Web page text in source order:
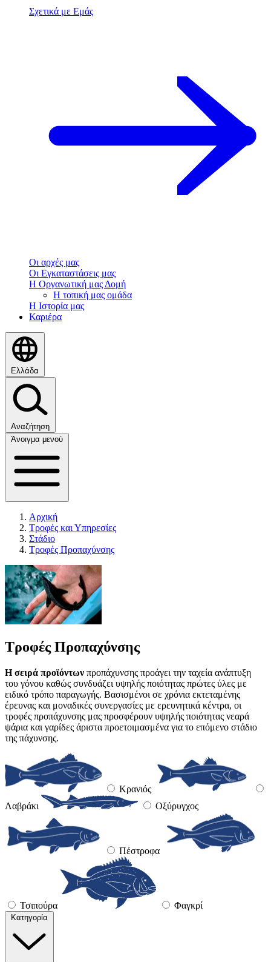
Σχετικά με Εμάς
Οι αρχές μας
Οι Εγκαταστάσεις μας
Η Οργανωτική μας Δομή
Η τοπική μας ομάδα
Η Ιστορία μας
Καριέρα
Ελλάδα
Αναζήτηση
Άνοιγμα μενού
Αρχική
Τροφές και Υπηρεσίες
Στάδιο
Τροφές Προπαχύνσης
Τροφές Προπαχύνσης
Η σειρά προϊόντων προπάχυνσης προάγει την ταχεία ανάπτυξη
του γόνου καθώς συνδυάζει υψηλής ποιότητας πρώτες ύλες με
ειδικό τρόπο παραγωγής. Βασισμένοι σε χρόνια εκτεταμένης
έρευνας και μοναδικές συνεργασίες με ερευνητικά κέντρα, οι
τροφές προπάχυνσης μας προσφέρουν υψηλής ποιότητας νεαρά
ψάρια και γαρίδες άριστα προετοιμασμένα για το επόμενο στάδιο
της πάχυνσης.
Κρανιός
Λαβράκι
Οξύρυγχος
Πέστροφα
Τσιπούρα Φαγκρί
Κατηγορία